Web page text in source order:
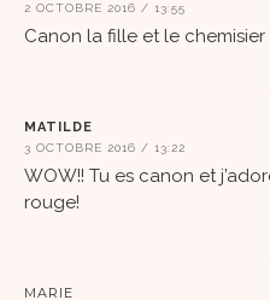
2 OCTOBRE 2016 / 13:55
Canon la fille et le chemisier
MATILDE
3 OCTOBRE 2016 / 13:22
WOW!! Tu es canon et
rouge!
MARIE